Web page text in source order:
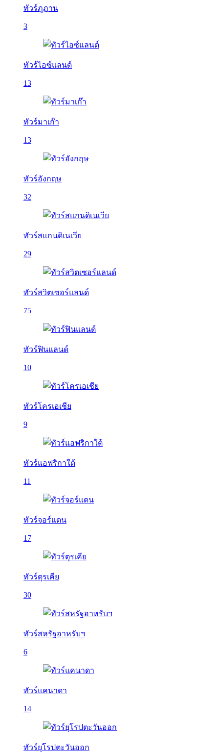
ทัวร์ภูฏาน
3
ทัวร์ไอซ์แลนด์
13
ทัวร์มาเก๊า
13
ทัวร์อังกฤษ
32
ทัวร์สแกนดิเนเวีย
29
ทัวร์สวิตเซอร์แลนด์
75
ทัวร์ฟินแลนด์
10
ทัวร์โครเอเชีย
9
ทัวร์แอฟริกาใต้
11
ทัวร์จอร์แดน
17
ทัวร์ตุรเคีย
30
ทัวร์สหรัฐอาหรับฯ
6
ทัวร์แคนาดา
14
ทัวร์ยุโรปตะวันออก